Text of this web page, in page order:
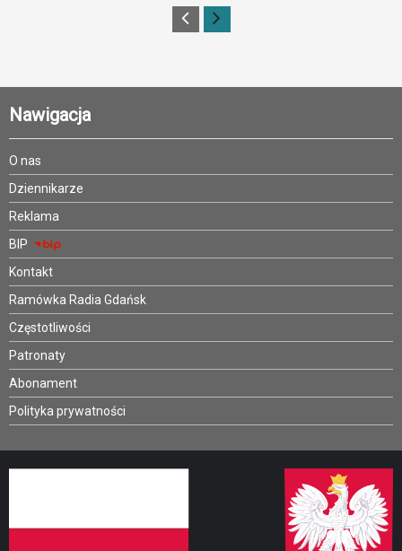
Nawigacja
O nas
Dziennikarze
Reklama
BIP
Kontakt
Ramówka Radia Gdańsk
Częstotliwości
Patronaty
Abonament
Polityka prywatności